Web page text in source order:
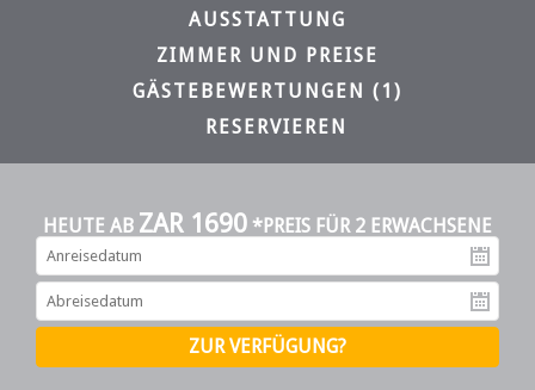
AUSSTATTUNG
ZIMMER UND PREISE
GÄSTEBEWERTUNGEN (1)
RESERVIEREN
HEUTE AB ZAR 1690 *PREIS FÜR 2 ERWACHSENE